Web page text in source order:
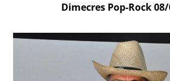
Dimecres Pop-Rock